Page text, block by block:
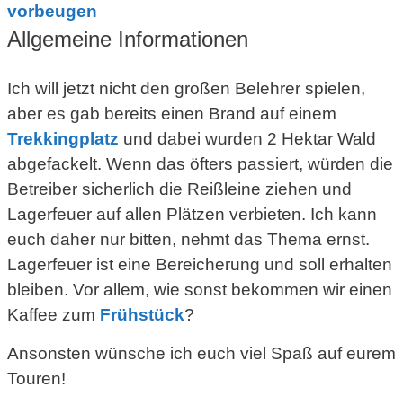
vorbeugen
Allgemeine Informationen
Ich will jetzt nicht den großen Belehrer spielen,
aber es gab bereits einen Brand auf einem
Trekkingplatz und dabei wurden 2 Hektar Wald
abgefackelt. Wenn das öfters passiert, würden die
Betreiber sicherlich die Reißleine ziehen und
Lagerfeuer auf allen Plätzen verbieten. Ich kann
euch daher nur bitten, nehmt das Thema ernst.
Lagerfeuer ist eine Bereicherung und soll erhalten
bleiben. Vor allem, wie sonst bekommen wir einen
Kaffee zum Frühstück?
Ansonsten wünsche ich euch viel Spaß auf eurem
Touren!